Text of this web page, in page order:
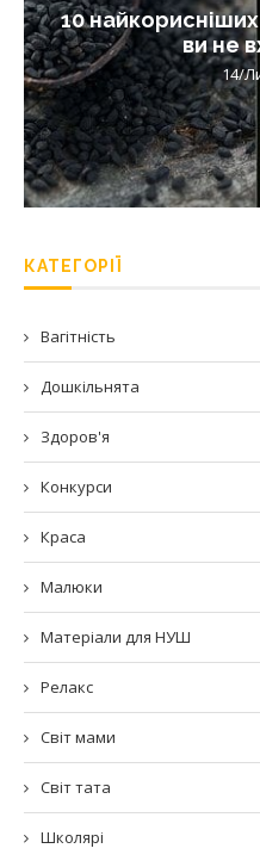
10 найкорисніших
ви не
14/
КАТЕГОРІЇ
Вагітність
Дошкільнята
Здоров'я
Конкурси
Краса
Малюки
Матеріали для НУШ
Релакс
Світ мами
Світ тата
Школярі